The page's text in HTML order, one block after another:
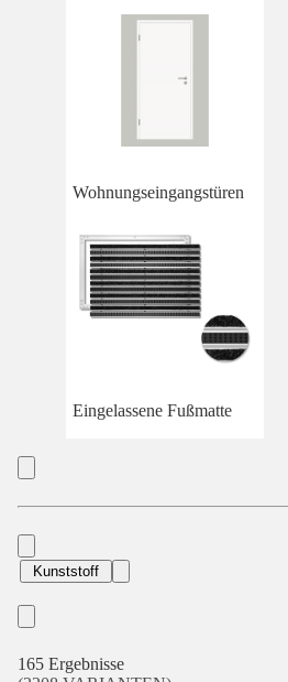
Wohnungseingangstüren
Eingelassene Fußmatte
Kunststoff
165 Ergebnisse